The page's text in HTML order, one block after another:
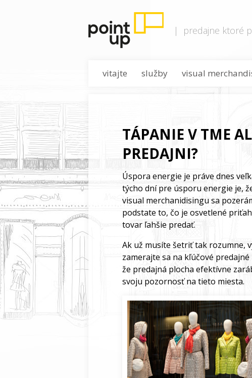
predajne ktoré
vitajte služby visual
TÁPANIE V TME
PREDAJNI?
Úspora energie je práve dnes
týcho dní pre úsporu energie je,
visual merchanidisingu sa
podstate to, čo je osvetlené
tovar ľahšie predať.
Ak už musíte šetriť tak rozumne,
zamerajte sa na kľúčové
že predajná plocha efektívne
svoju pozornosť na tieto miesta.